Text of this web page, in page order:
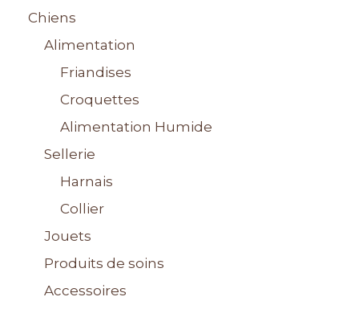
Chiens
Alimentation
Friandises
Croquettes
Alimentation Humide
Sellerie
Harnais
Collier
Jouets
Produits de soins
Accessoires